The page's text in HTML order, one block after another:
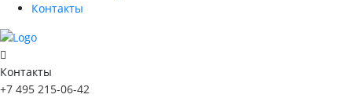
Контакты
Контакты
+7 495 215-06-42